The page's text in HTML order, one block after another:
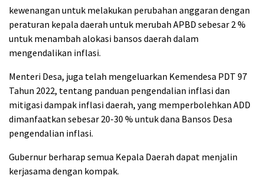
kewenangan untuk melakukan perubahan anggaran dengan
peraturan kepala daerah untuk merubah APBD sebesar 2 %
untuk menambah alokasi bansos daerah dalam
mengendalikan inflasi.
Menteri Desa, juga telah mengeluarkan Kemendesa PDT 97
Tahun 2022, tentang panduan pengendalian inflasi dan
mitigasi dampak inflasi daerah, yang memperbolehkan ADD
dimanfaatkan sebesar 20-30 % untuk dana Bansos Desa
pengendalian inflasi.
Gubernur berharap semua Kepala Daerah dapat menjalin
kerjasama dengan kompak.